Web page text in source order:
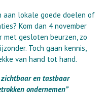
aan lokale goede doelen of
Kom dan 4 november
met gesloten beurzen, zo
Toch gaan kennis,
van hand tot hand.
zichtbaar en tastbaar
ondernemen”